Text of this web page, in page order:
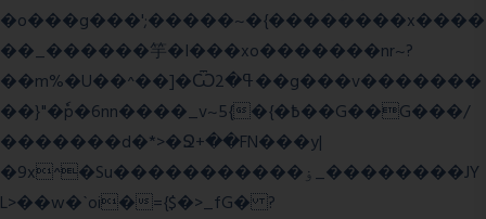
�o���g���';�����~�{��������x����
��_������竽�I���xo�������nr~?
��m%�U��^��]�Ѿߟ�2��g���v�������
��}"�ٗp�6nn����_v~5{�{�߿��G��G���/
�������d�*>�Ջ+��FN���y|
�9x^�Su�����������ۏ_��������JY
L>��w�ˋoi�={$�>_fG� ?